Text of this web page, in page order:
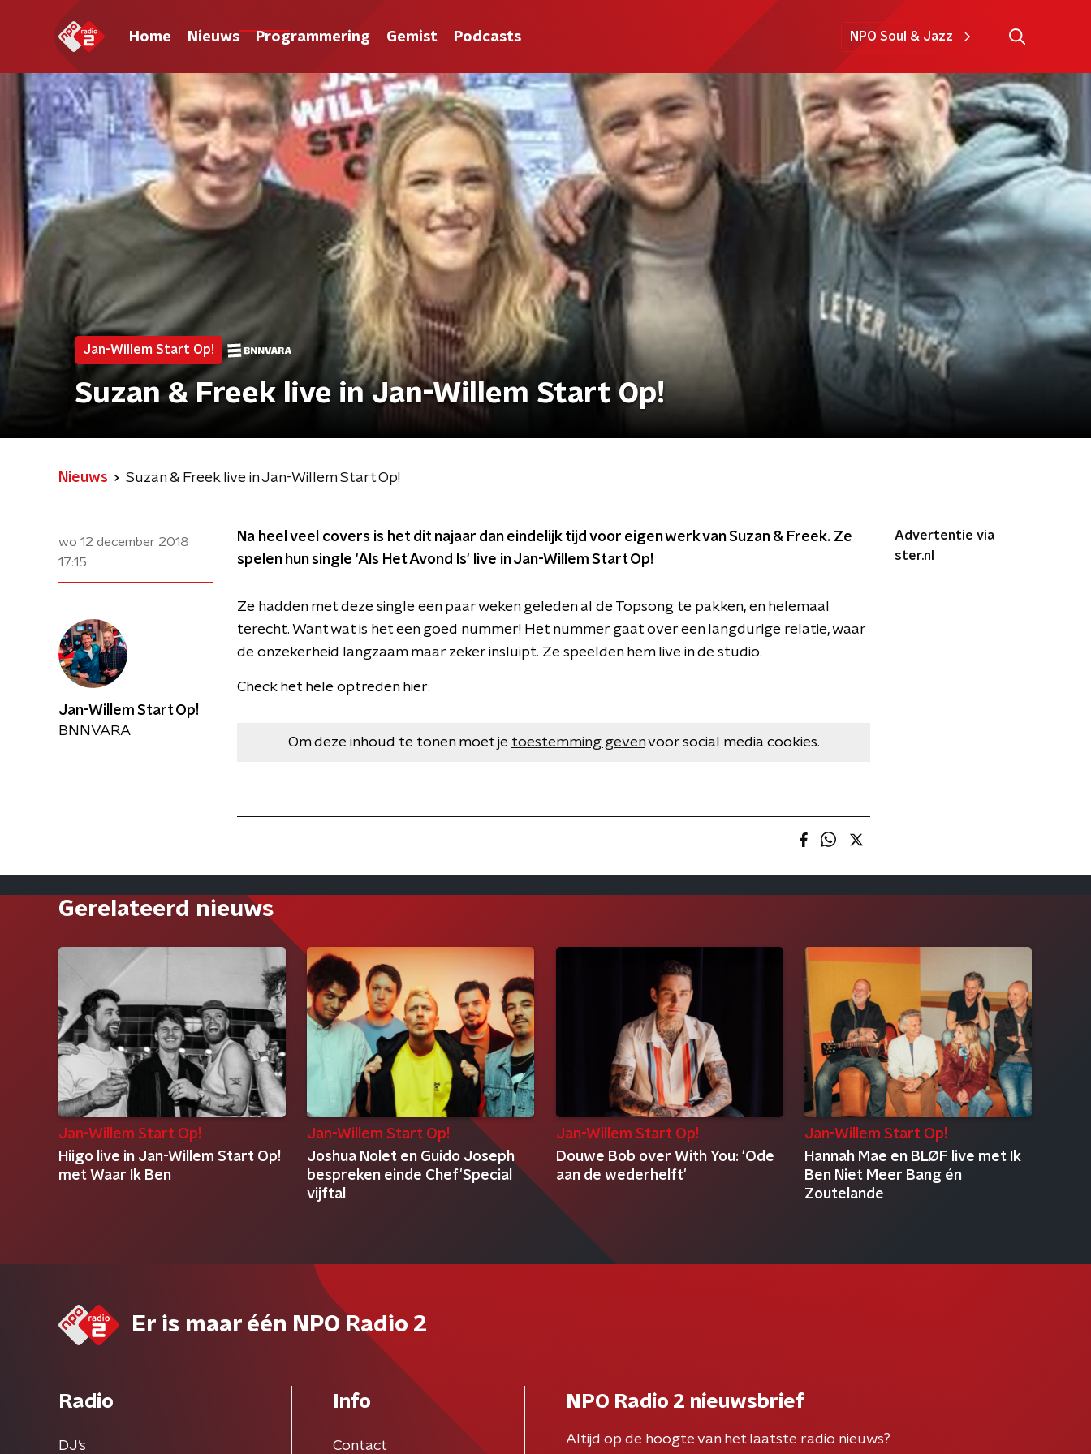
Home Nieuws Programmering Gemist Podcasts NPO Soul & Jazz
Jan-Willem Start Op!
Suzan & Freek live in Jan-Willem Start Op!
Nieuws Suzan & Freek live in Jan-Willem Start Op!
wo 12 december 2018
17:15
Na heel veel covers is het dit najaar dan eindelijk tijd voor eigen werk van Suzan & Freek. Ze
spelen hun single 'Als Het Avond Is' live in Jan-Willem Start Op!
Ze hadden met deze single een paar weken geleden al de Topsong te pakken, en helemaal
terecht. Want wat is het een goed nummer! Het nummer gaat over een langdurige relatie, waar
de onzekerheid langzaam maar zeker insluipt. Ze speelden hem live in de studio.
Check het hele optreden hier:
Om deze inhoud te tonen moet je toestemming gevenvoor social media cookies.
Advertentie via
ster.nl
Jan-Willem Start Op!
BNNVARA
Gerelateerd nieuws
Jan-Willem Start Op!
Hiigo live in Jan-Willem Start Op!
met Waar Ik Ben
Jan-Willem Start Op!
Joshua Nolet en Guido Joseph
bespreken einde Chef'Special
vijftal
Jan-Willem Start Op!
Douwe Bob over With You: 'Ode
aan de wederhelft'
Jan-Willem Start Op!
Hannah Mae en BLØF live met Ik
Ben Niet Meer Bang én
Zoutelande
Er is maar één NPO Radio 2
Radio
DJ’s
Info
Contact
NPO Radio 2 nieuwsbrief
Altijd op de hoogte van het laatste radio nieuws?